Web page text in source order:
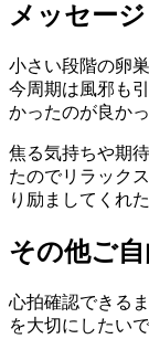
メッセージ
小さい段階の卵
今周期は風邪も
かったのが良か
焦る気持ちや期
たのでリラック
り励ましてくれ
その他ご
心拍確認できる
を大切にしたいで